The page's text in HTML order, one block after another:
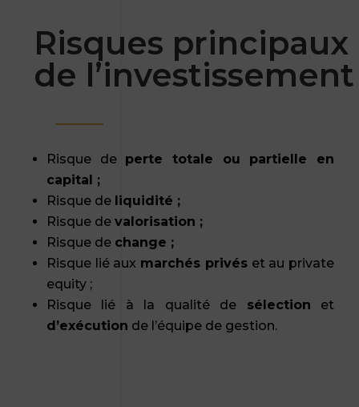
Risques principaux
de l’investissement
Risque de perte totale ou partielle en
capital ;
Risque de liquidité ;
Risque de valorisation ;
Risque de change ;
Risque lié aux marchés privéset au private
equity ;
Risque lié à la qualité de sélection et
d’exécution de l’équipe de gestion.